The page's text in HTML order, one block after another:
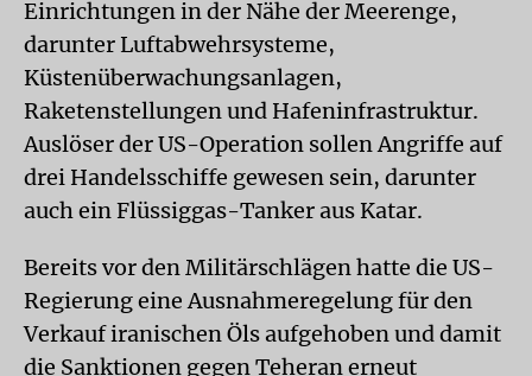
Einrichtungen in der Nähe der Meerenge,
darunter Luftabwehrsysteme,
Küstenüberwachungsanlagen,
Raketenstellungen und Hafeninfrastruktur.
Auslöser der US-Operation sollen Angriffe auf
drei Handelsschiffe gewesen sein, darunter
auch ein Flüssiggas-Tanker aus Katar.
Bereits vor den Militärschlägen hatte die US-
Regierung eine Ausnahmeregelung für den
Verkauf iranischen Öls aufgehoben und damit
die Sanktionen gegen Teheran erneut